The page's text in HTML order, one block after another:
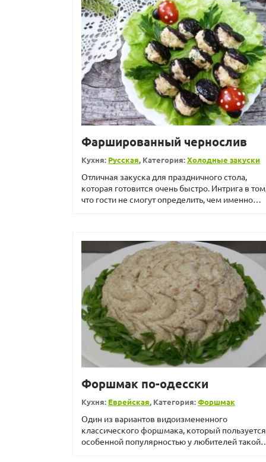
Фаршированный чернослив
Кухня: Русская, Категория:Холодные закуски
Отличная закуска для праздничного стола,
которая готовится очень быстро. Интрига в том,
что гости не смогут определить, чем именно
Форшмак по-одесски
Кухня: Еврейская, Категория:Форшмак
Один из вариантов видоизмененного
классического форшмака, который пользуется
особенной популярностью у любителей такой